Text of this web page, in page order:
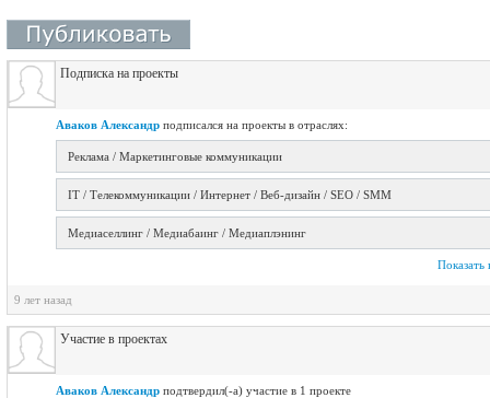
Подписка на проекты
Аваков Александр подписался на проекты в отраслях:
Реклама / Маркетинговые коммуникации
IT / Телекоммуникации / Интернет / Веб-дизайн / SEO / SMM
Медиаселлинг / Медиабаинг / Медиаплэнинг
Показать
9 лет назад
Участие в проектах
Аваков Александр подтвердил(-а) участие в 1 проекте